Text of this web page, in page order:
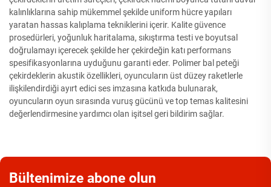
kalınlıklarına sahip mükemmel şekilde uniform hücre yapıları
yaratan hassas kalıplama tekniklerini içerir. Kalite güvence
prosedürleri, yoğunluk haritalama, sıkıştırma testi ve boyutsal
doğrulamayı içerecek şekilde her çekirdeğin katı performans
spesifikasyonlarına uyduğunu garanti eder. Polimer bal peteği
çekirdeklerin akustik özellikleri, oyuncuların üst düzey raketlerle
ilişkilendirdiği ayırt edici ses imzasına katkıda bulunarak,
oyuncuların oyun sırasında vuruş gücünü ve top temas kalitesini
değerlendirmesine yardımcı olan işitsel geri bildirim sağlar.
Bültenimize abone olun